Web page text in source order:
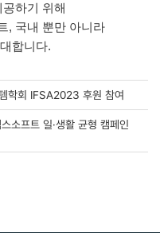
하기 위해
, 국내 뿐만 아니라
합니다.
학회 IFSA2023 후원 참여
소프트 일·생활 균형 캠페인